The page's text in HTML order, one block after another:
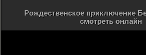
Рождественское приключение
смотреть онлайн